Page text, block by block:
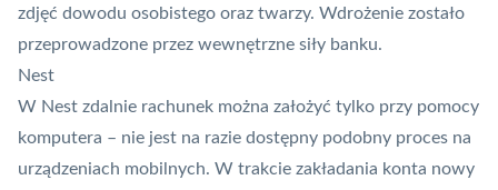
zdjęć dowodu osobistego oraz twarzy. Wdrożenie zostało
przeprowadzone przez wewnętrzne siły banku.
Nest
W Nest zdalnie rachunek można założyć tylko przy pomocy
komputera – nie jest na razie dostępny podobny proces na
urządzeniach mobilnych. W trakcie zakładania konta nowy